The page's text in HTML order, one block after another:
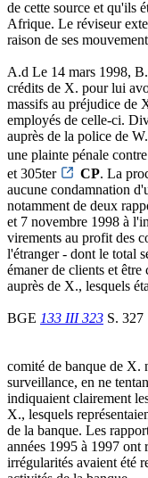
de cette source et qu'ils
Afrique. Le réviseur
raison de ses
A.d Le 14 mars 1998,
crédits de X. pour lui
massifs au préjudice de
employés de celle-ci.
auprès de la police de
une plainte pénale
et 305ter
CP. La
aucune condamnation
notamment de deux
et 7 novembre 1998 à
virements au profit des
l'étranger - dont le total
émaner de clients et être
auprès de X., lesquels
BGE 133 III 323 S. 327
comité de banque de X.
surveillance, en ne
indiquaient clairement
X., lesquels
de la banque. Les
années 1995 à 1997 ont
irrégularités avaient été